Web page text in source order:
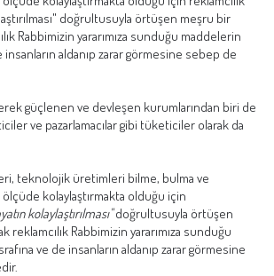
doğrultusuyla örtüşen meşru bir
Rabbimizin yararımıza sunduğu maddelerin
aldanıp zarar görmesine sebep de
güçlenen ve devleşen kurumlarından biri de
ve pazarlamacılar gibi tüketiciler olarak da
teknolojik üretimleri bilme, bulma ve
ölçüde kolaylaştırmakta olduğu için
kolaylaştırılması"doğrultusuyla örtüşen
reklamcılık Rabbimizin yararımıza sunduğu
ve de insanların aldanıp zarar görmesine